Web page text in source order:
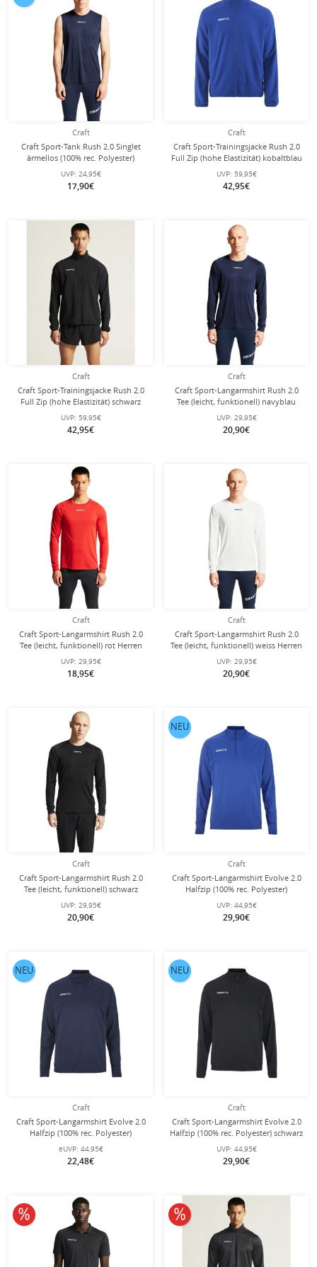
Craft
Craft Sport-Tank Rush 2.0 Singlet
ärmellos (100% rec. Polyester)
navyblau Herren
UVP: 24,95€
17,90€
Craft
Craft Sport-Trainingsjacke Rush 2.0
Full Zip (hohe Elastizität) kobaltblau
Herren
UVP: 59,95€
42,95€
Craft
Craft Sport-Trainingsjacke Rush 2.0
Full Zip (hohe Elastizität) schwarz
Herren
UVP: 59,95€
42,95€
Craft
Craft Sport-Langarmshirt Rush 2.0
Tee (leicht, funktionell) navyblau
Herren
UVP: 29,95€
20,90€
Craft
Craft Sport-Langarmshirt Rush 2.0
Tee (leicht, funktionell) rot Herren
UVP: 29,95€
18,95€
Craft
Craft Sport-Langarmshirt Rush 2.0
Tee (leicht, funktionell) weiss Herren
UVP: 29,95€
20,90€
Craft
Craft Sport-Langarmshirt Rush 2.0
Tee (leicht, funktionell) schwarz
Herren
UVP: 29,95€
20,90€
Craft
Craft Sport-Langarmshirt Evolve 2.0
Halfzip (100% rec. Polyester)
kobaltblau Herren
UVP: 44,95€
29,90€
NEU
Craft
Craft Sport-Langarmshirt Evolve 2.0
Halfzip (100% rec. Polyester)
navyblau Herren
eUVP: 44,95€
22,48€
NEU
Craft
Craft Sport-Langarmshirt Evolve 2.0
Halfzip (100% rec. Polyester) schwarz
Herren
UVP: 44,95€
29,90€
NEU
10% reduziert 10% reduziert